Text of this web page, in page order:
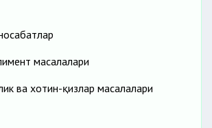
масалалари
ва хотин-қизлар масалалари